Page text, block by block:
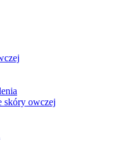
skóry owczej